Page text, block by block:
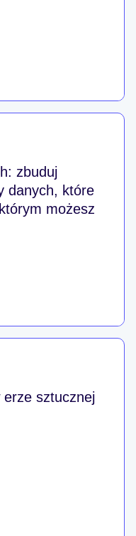
zbuduj
danych, które
możesz
sztucznej